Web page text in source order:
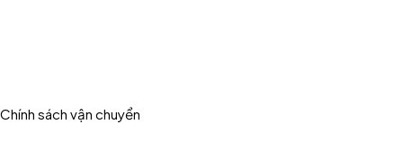
Chính sách vận chuyển